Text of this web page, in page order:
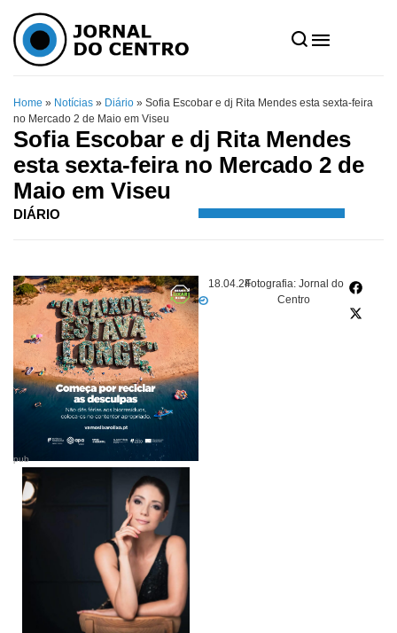
Home » Notícias » Diário » Sofia Escobar e dj Rita Mendes esta sexta-feira
no Mercado 2 de Maio em Viseu
Sofia Escobar e dj Rita Mendes
esta sexta-feira no Mercado 2 de
Maio em Viseu
DIÁRIO
18.04.24Fotografia: Jornal do
Centro
pub